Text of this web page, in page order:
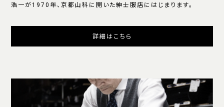
浩一が1970年、京都山科に開いた紳士服店にはじまります。
詳細はこちら